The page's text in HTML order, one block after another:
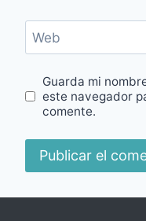
Web
Guarda mi
este navegador
comente.